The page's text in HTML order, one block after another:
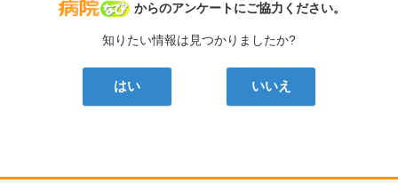
病院なび
からのアンケートにご協力ください。
知りたい情報は見つかりましたか?
はい いいえ